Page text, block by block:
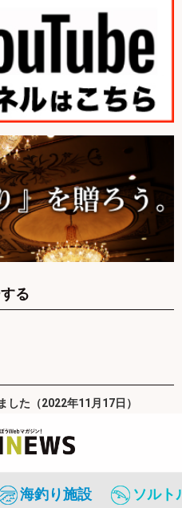
る
た（2022年11月17日）
海釣り施設 ソルト